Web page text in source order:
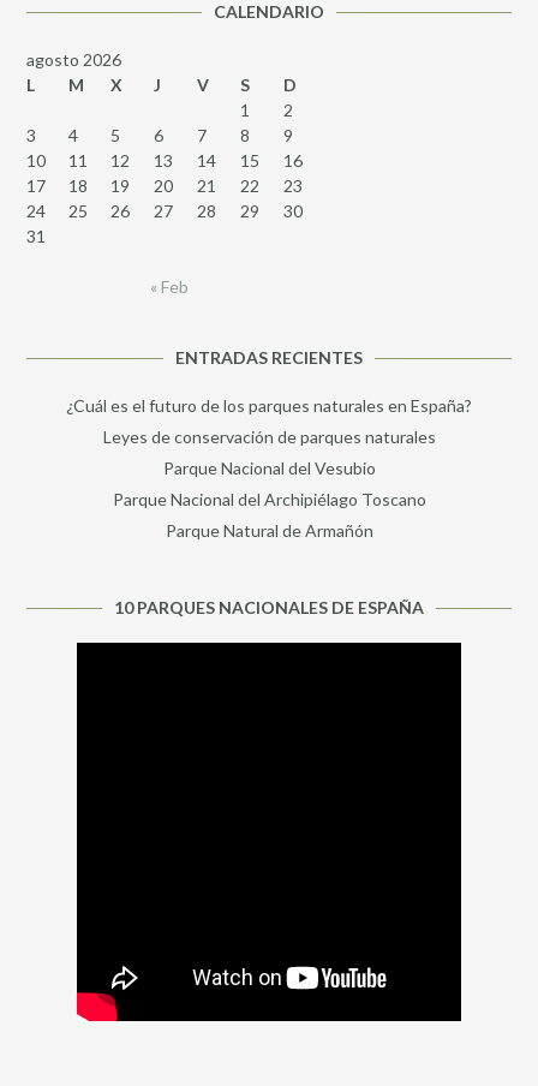
CALENDARIO
agosto 2026
L
M X J V S
D
1
2
3
4 5 6 7 8
9
10
11 12 13 14 15
16
17
18 19 20 21 22
23
24
25 26 27 28 29
30
31
« Feb
ENTRADAS RECIENTES
¿Cuál es el futuro de los parques naturales en España?
Leyes de conservación de parques naturales
Parque Nacional del Vesubio
Parque Nacional del Archipiélago Toscano
Parque Natural de Armañón
10 PARQUES NACIONALES DE ESPAÑA